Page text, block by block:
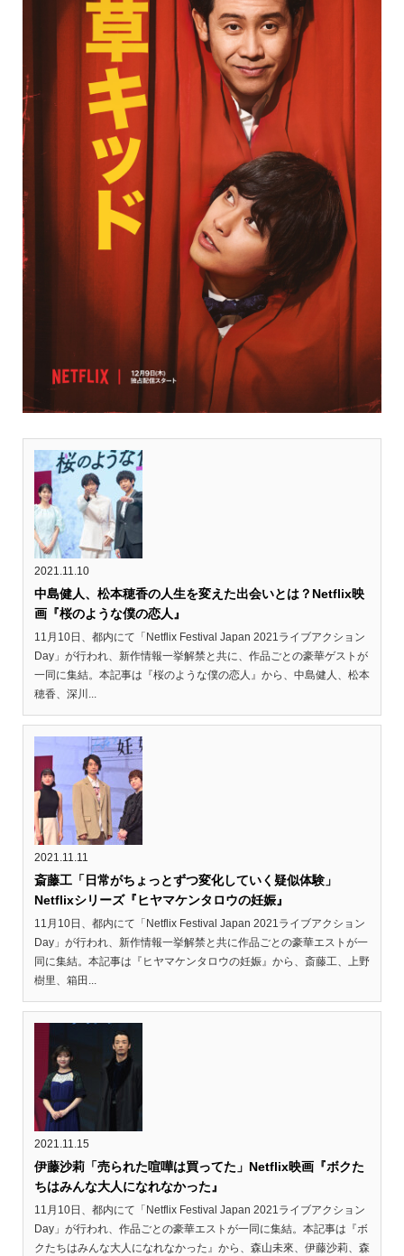
2021.11.10
中島健人、松本穂香の人生を変えた出会いとは？Netflix映
画『桜のような僕の恋人』
11月10日、都内にて「Netflix Festival Japan 2021ライブアクション
Day」が行われ、新作情報一挙解禁と共に、作品ごとの豪華ゲストが
一同に集結。本記事は『桜のような僕の恋人』から、中島健人、松本
穂香、深川...
2021.11.11
斎藤工「日常がちょっとずつ変化していく疑似体験」
Netflixシリーズ『ヒヤマケンタロウの妊娠』
11月10日、都内にて「Netflix Festival Japan 2021ライブアクション
Day」が行われ、新作情報一挙解禁と共に作品ごとの豪華エストが一
同に集結。本記事は『ヒヤマケンタロウの妊娠』から、斎藤工、上野
樹里、箱田...
2021.11.15
伊藤沙莉「売られた喧嘩は買ってた」Netflix映画『ボクた
ちはみんな大人になれなかった』
11月10日、都内にて「Netflix Festival Japan 2021ライブアクション
Day」が行われ、作品ごとの豪華エストが一同に集結。本記事は『ボ
クたちはみんな大人になれなかった』から、森山未來、伊藤沙莉、森